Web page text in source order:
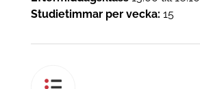
Studietimmar per vecka: 15